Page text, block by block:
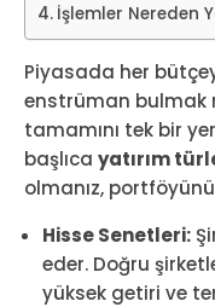
İşlemler Nereden
Piyasada her
enstrüman bulmak
tamamını tek bir
başlıca yatırım
olmanız,
Hisse Senetleri:
eder. Doğru
yüksek getiri ve